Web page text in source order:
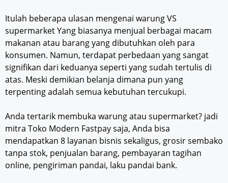
Itulah beberapa ulasan mengenai warung VS
supermarket Yang biasanya menjual berbagai macam
makanan atau barang yang dibutuhkan oleh para
konsumen. Namun, terdapat perbedaan yang sangat
signifikan dari keduanya seperti yang sudah tertulis di
atas. Meski demikian belanja dimana pun yang
terpenting adalah semua kebutuhan tercukupi.
Anda tertarik membuka warung atau supermarket? jadi
mitra Toko Modern Fastpay saja, Anda bisa
mendapatkan 8 layanan bisnis sekaligus, grosir sembako
tanpa stok, penjualan barang, pembayaran tagihan
online, pengiriman pandai, laku pandai bank.